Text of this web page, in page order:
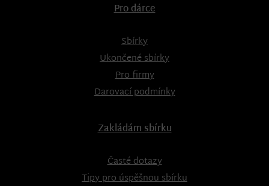
Pro dárce
Sbírky
Ukončené sbírky
Pro firmy
Darovací podmínky
Zakládám sbírku
Časté dotazy
Tipy pro úspěšnou sbírku